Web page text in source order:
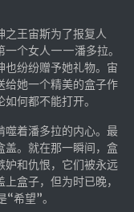
之王宙斯为了报复人
一个女人——潘多拉。
也纷纷赠予她礼物。宙
给她一个精美的盒子作
何都不能打开。
噬着潘多拉的内心。最
盖。就在那一瞬间，盒
妒和仇恨，它们被永远
盒子，但为时已晚，
希望”。